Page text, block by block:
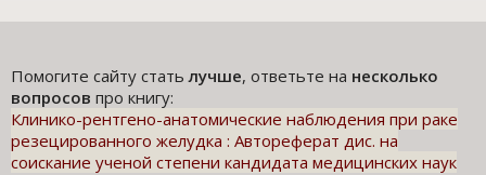
Помогите сайту статьлучше, ответьте на несколько
вопросов про книгу:
Клинико-рентгено-анатомические наблюдения при раке
резецированного желудка : Автореферат дис. на
соискание ученой степени кандидата медицинских наук